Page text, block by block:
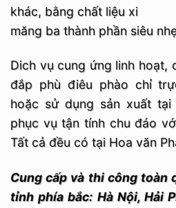
khác, bằng chất liệu xi
măng ba thành phần siêu
Dich vụ cung ứng linh hoạt,
đắp phù điêu phào chỉ
hoặc sử dụng sản xuất
phục vụ tận tính chu đáo
Tất cả đều có tại Hoa văn
Cung cấp và thi công toàn
tỉnh phía bắc: Hà Nội, Hải